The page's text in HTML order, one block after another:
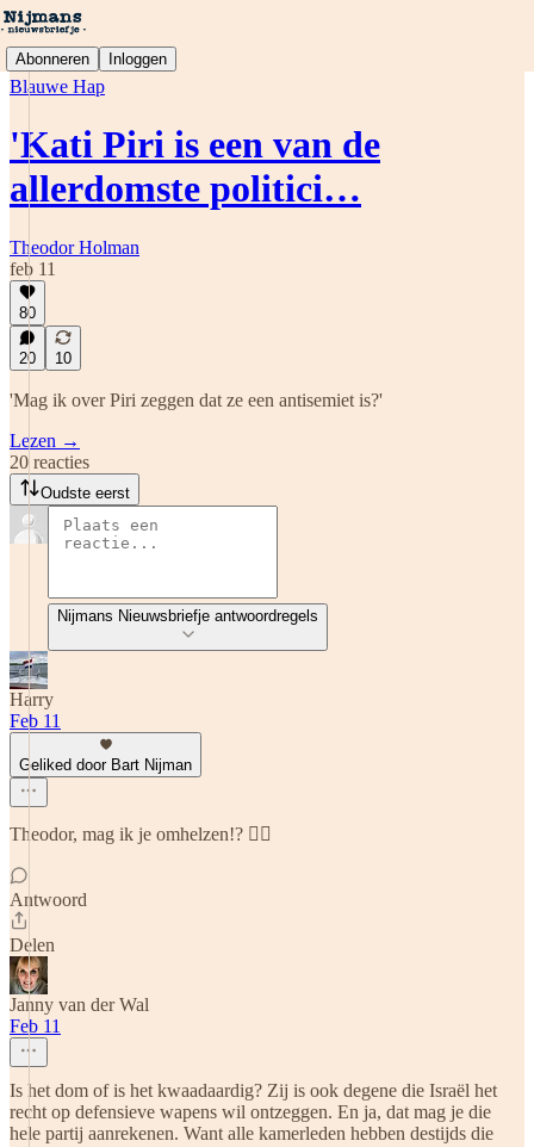
Abonneren Inloggen
Blauwe Hap
'Kati Piri is een van de
allerdomste politici…
Theodor Holman
feb 11
80
20 10
'Mag ik over Piri zeggen dat ze een antisemiet is?'
Lezen →
20 reacties
Oudste eerst
Nijmans Nieuwsbriefje antwoordregels
Harry
Feb 11
Geliked door Bart Nijman
Theodor, mag ik je omhelzen!? 👌🏻
Antwoord
Delen
Janny van der Wal
Feb 11
Is het dom of is het kwaadaardig? Zij is ook degene die Israël het
recht op defensieve wapens wil ontzeggen. En ja, dat mag je die
hele partij aanrekenen. Want alle kamerleden hebben destijds die